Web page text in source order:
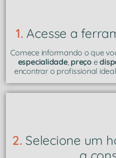
1. Acesse a
Comece informando o que
especialidade, preçoe
encontrar o profissional
2. Selecione um